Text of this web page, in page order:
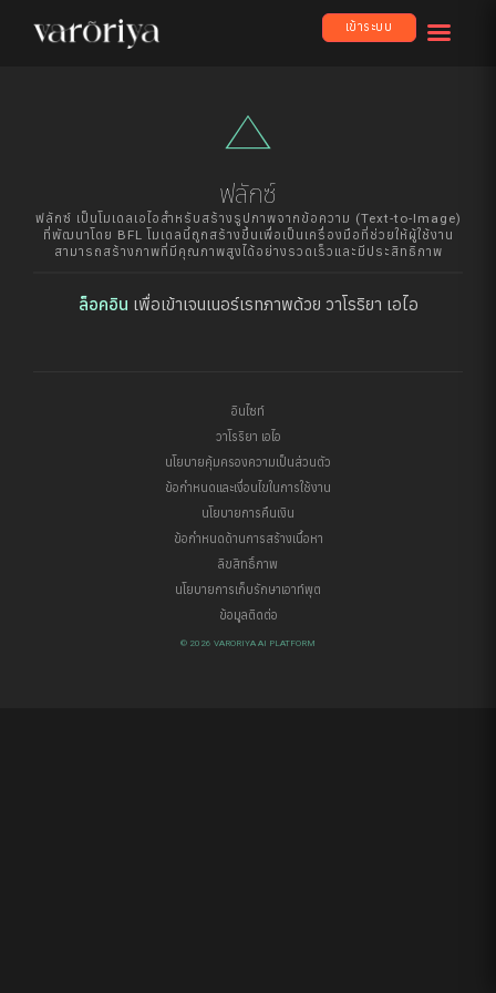
เข้าระบบ
change_history
ฟลักซ์
ฟลักซ์ เป็นโมเดลเอไอสำหรับสร้างรูปภาพจากข้อความ (Text-to-Image)
ที่พัฒนาโดย BFL โมเดลนี้ถูกสร้างขึ้นเพื่อเป็นเครื่องมือที่ช่วยให้ผู้ใช้งาน
สามารถสร้างภาพที่มีคุณภาพสูงได้อย่างรวดเร็วและมีประสิทธิภาพ
ล็อคอิน เพื่อเข้าเจนเนอร์เรทภาพด้วย วาโรริยา เอไอ
อินไซท์
วาโรริยา เอไอ
นโยบายคุ้มครองความเป็นส่วนตัว
ข้อกำหนดและเงื่อนไขในการใช้งาน
นโยบายการคืนเงิน
ข้อกำหนดด้านการสร้างเนื้อหา
ลิขสิทธิ์ภาพ
นโยบายการเก็บรักษาเอาท์พุต
ข้อมูลติดต่อ
© 2026 VARORIYA AI PLATFORM